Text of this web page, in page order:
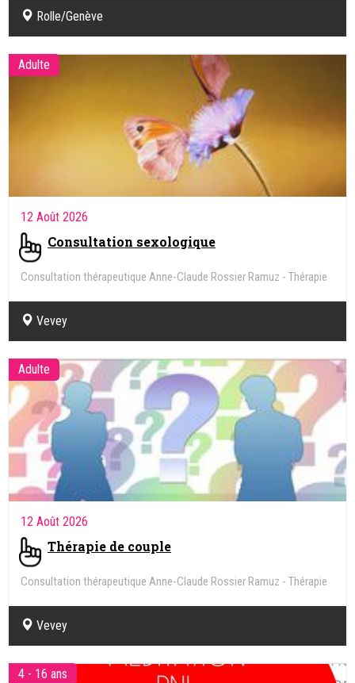
Rolle/Genève
Adulte
12 Août 2026
Consultation sexologique
Consultation thérapeutique Anne-Claude Rossier Ramuz - Thérapie
Vevey
Adulte
12 Août 2026
Thérapie de couple
Consultation thérapeutique Anne-Claude Rossier Ramuz - Thérapie
Vevey
4 - 16 ans